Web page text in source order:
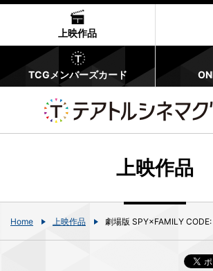
上映作品
TCGメンバーズカード
上映作品
Home 上映作品 劇場版 SPY×FAMILY